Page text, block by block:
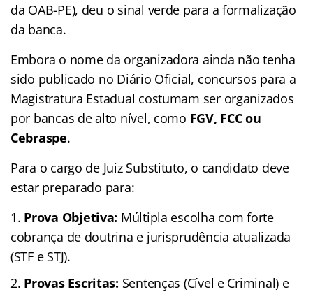
da OAB-PE), deu o sinal verde para a formalização
da banca.
Embora o nome da organizadora ainda não tenha
sido publicado no Diário Oficial, concursos para a
Magistratura Estadual costumam ser organizados
por bancas de alto nível, como FGV, FCC ou
Cebraspe.
Para o cargo de Juiz Substituto, o candidato deve
estar preparado para:
Prova Objetiva: Múltipla escolha com forte
cobrança de doutrina e jurisprudência atualizada
(STF e STJ).
Provas Escritas: Sentenças (Cível e Criminal) e